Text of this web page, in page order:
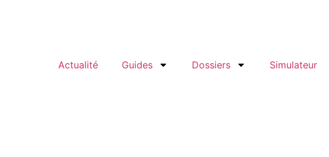
Actualité Guides Dossiers Simulateur